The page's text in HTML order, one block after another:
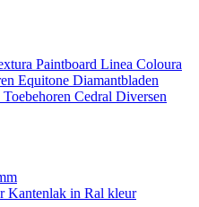
Paintboard Linea Coloura
Equitone Diamantbladen
Toebehoren Cedral Diversen
Kantenlak in Ral kleur